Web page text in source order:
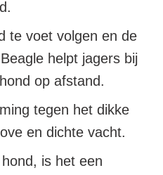
te voet volgen en de
helpt jagers bij
op afstand.
tegen het dikke
en dichte vacht.
is het een